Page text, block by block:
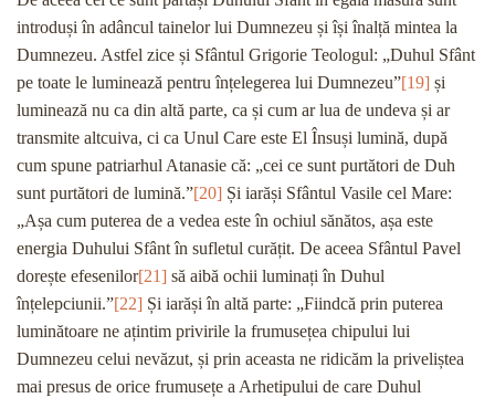
introduși în adâncul tainelor lui Dumnezeu și își înalță mintea la
Dumnezeu. Astfel zice și Sfântul Grigorie Teologul: „Duhul Sfânt
pe toate le luminează pentru înțelegerea lui Dumnezeu”[19] și
luminează nu ca din altă parte, ca și cum ar lua de undeva și ar
transmite altcuiva, ci ca Unul Care este El Însuși lumină, după
cum spune patriarhul Atanasie că: „cei ce sunt purtători de Duh
sunt purtători de lumină.”[20] Și iarăși Sfântul Vasile cel Mare:
„Așa cum puterea de a vedea este în ochiul sănătos, așa este
energia Duhului Sfânt în sufletul curățit. De aceea Sfântul Pavel
dorește efesenilor[21] să aibă ochii luminați în Duhul
înțelepciunii.”[22] Și iarăși în altă parte: „Fiindcă prin puterea
luminătoare ne ațintim privirile la frumusețea chipului lui
Dumnezeu celui nevăzut, și prin aceasta ne ridicăm la priveliștea
mai presus de orice frumusețe a Arhetipului de care Duhul